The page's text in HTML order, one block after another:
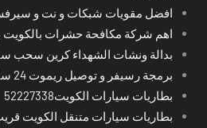
افضل مقويات شبكات و نت و
اهم شركة مكافحة حشرات بالكويت
بدالة ونشات الشهداء كرين سحب
برمجة رسيفر و توصيل ريموت 24 ساعة في محافظات الكويت
بطاريات سيارات الكويت52227338
بطاريات سيارات متنقل الكويت